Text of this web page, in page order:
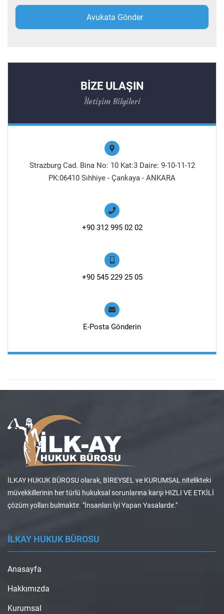
BİZE ULAŞIN
İletişim Bilgileri
Strazburg Cad. Bina No: 10 Kat:3 Daire: 9-10-11-12
PK:06410 Sıhhiye - Çankaya - ANKARA
+90 312 995 02 02
+90 545 229 25 05
E-Posta Gönderin
İLKAY HUKUK BÜROSU olarak, BİREYSEL ve KURUMSAL nitelikteki
müvekkillerinin her türlü hukuksal sorunlarına karşı HIZLI VE ETKİLİ
çözüm yolları bulmaktır. "İnsanları İyi Yapan Yasalardır."
İLKAY HUKUK BÜROSU
Anasayfa
Hakkımızda
Kurumsal